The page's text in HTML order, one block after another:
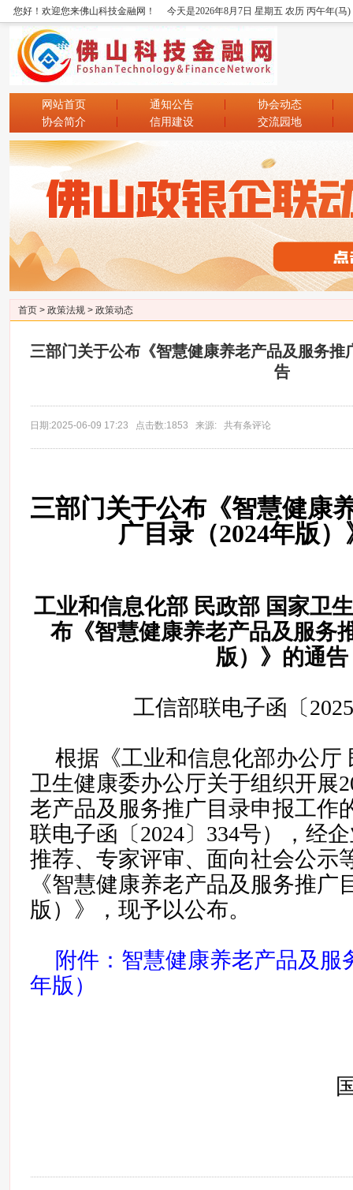
您好！欢迎您来佛山科技金融网！ 今天是2026年8月7日 星期五 农历 丙午年(马
网站首页 通知公告
协会动态
协会简介
信用建设 交流园地
首页 > 政策法规 > 政策动态
三部门关于公布《智慧健康养老产品及服务推
告
日期:2025-06-09 17:23 点击数:1853 来源: 共有条评论
三部门关于公布《智慧健康
广目录（2024年版
工业和信息化部 民政部 国家卫
布《智慧健康养老产品及服务
版）》的通告
工信部联电子函〔
根据《工业和信息化部办公厅
卫生健康委办公厅关于组织开展
老产品及服务推广目录申报工作
联电子函〔2024〕334号），经
推荐、专家评审、面向社会公示
《智慧健康养老产品及服务推广
版）》，现予以公布。
附件：智慧健康养老产品及服
年版）